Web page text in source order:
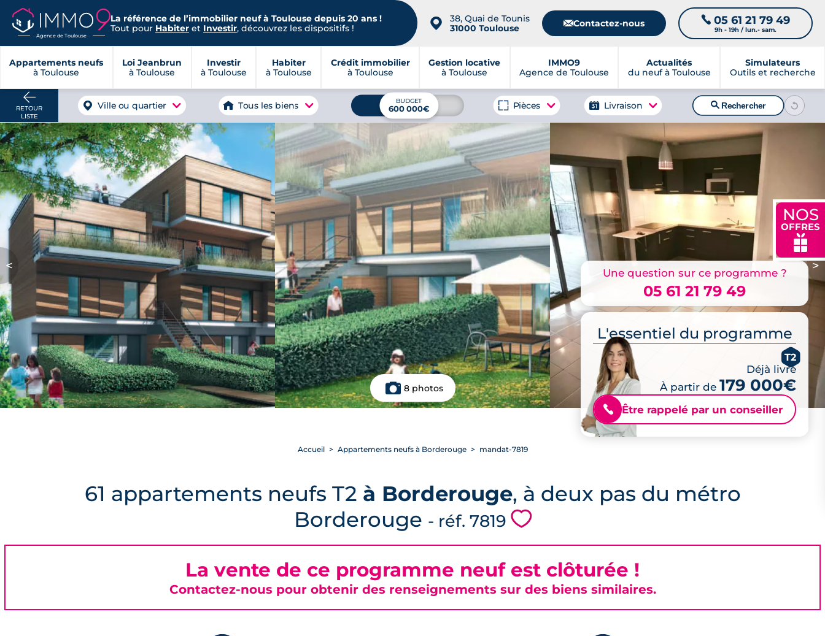
Agence de Toulouse
La référence de l’immobilier neuf à Toulouse depuis 20 ans !
Tout pour Habiter et Investir, découvrez les dispositifs ! 📍
38, Quai de Tounis
31000 Toulouse
📧Contactez-nous 📞 05 61 21 79 49
9h - 19h / lun.- sam.
Appartements neufs
à Toulouse
Loi Jeanbrun
à Toulouse
Investir
à Toulouse
Habiter
à Toulouse
Crédit immobilier
à Toulouse
Gestion locative
à Toulouse
IMMO9
Agence de Toulouse
Actualités
du neuf à Toulouse
Simulateurs
Outils et recherche
NOS
OFFRES
🎁
RETOUR
LISTE
Ville ou quartier Tous les biens BUDGET
600 000€ Pièces Livraison 🔍Rechercher
< >
8 photos
Une question sur ce programme ?
05 61 21 79 49
L'essentiel du programme
T2
Déjà livré
À partir de 179 000€
📞 Être rappelé par un conseiller
Accueil Appartements neufs à Borderouge mandat-7819
61 appartements neufs T2 à Borderouge, à deux pas du métro
Borderouge - réf. 7819 💗
La vente de ce programme neuf est clôturée !
Contactez-nous pour obtenir des renseignements sur des biens similaires.